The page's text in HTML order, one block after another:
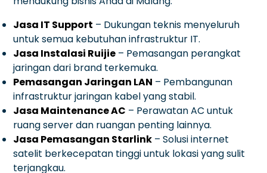
Jasa IT Support – Dukungan teknis menyeluruh
untuk semua kebutuhan infrastruktur IT.
Jasa Instalasi Ruijie – Pemasangan perangkat
jaringan dari brand terkemuka.
Pemasangan Jaringan LAN – Pembangunan
infrastruktur jaringan kabel yang stabil.
Jasa Maintenance AC – Perawatan AC untuk
ruang server dan ruangan penting lainnya.
Jasa Pemasangan Starlink – Solusi internet
satelit berkecepatan tinggi untuk lokasi yang sulit
terjangkau.